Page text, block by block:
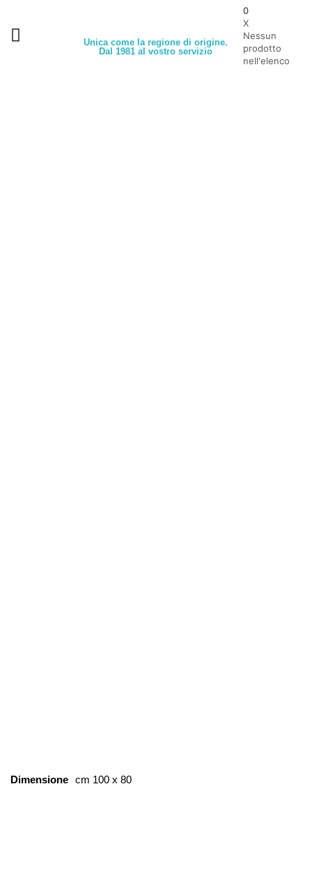
Unica come la regione di origine.
Dal 1981 al vostro servizio
0
X
Nessun
prodotto
nell'elenco
Dimensione cm 100 x 80